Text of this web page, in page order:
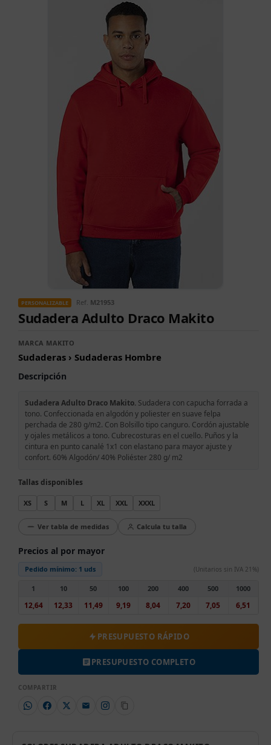
PERSONALIZABLE Ref. M21953
Sudadera Adulto Draco Makito
MARCA MAKITO
Sudaderas › Sudaderas Hombre
Descripción
Sudadera Adulto Draco Makito. Sudadera con capucha forrada a
tono. Confeccionada en algodón y poliester en suave felpa
perchada de 280 g/m2. Con Bolsillo tipo canguro. Cordón ajustable
y ojales metálicos a tono. Cubrecosturas en el cuello. Puños y la
cintura en punto canalé 1x1 con elastano para mayor ajuste y
confort. 60% Algodón/ 40% Poliéster 280 g/ m2
Tallas disponibles
XS S M L XL XXL XXXL
Ver tabla de medidas Calcula tu talla
Precios al por mayor
Pedido mínimo: 1 uds (Unitarios sin IVA 21%)
1
12,64
10
12,33
50
11,49
100
9,19
200
8,04
400
7,20
500
7,05
1000
6,51
PRESUPUESTO RÁPIDO
PRESUPUESTO COMPLETO
COMPARTIR